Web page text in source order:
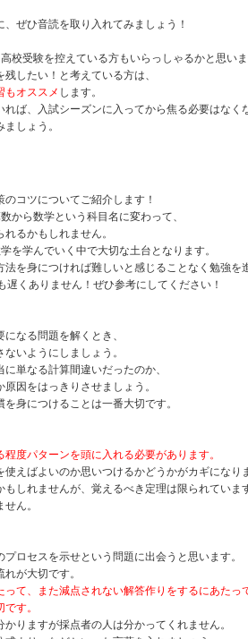
ぜひ音読を取り入れてみましょう！
校受験を控えている方もいらっしゃるかと思い
したい！と考えている方は、
もオススメ します。
れば、入試シーズンに入ってから焦る必要はなく
しょう。
コツについてご紹介します！
から数学という科目名に変わって、
るかもしれません。
を学んでいく中で大切な土台となります。
法を身につければ難しいと感じることなく勉強を
くありません！ぜひ参考にしてください！
なる問題を解くとき、
いようにしましょう。
単なる計算間違いだったのか、
因をはっきりさせましょう。
身につけることは一番大切です。
度パターンを頭に入れる必要があります。
使えばよいのか思いつけるかどうかがカギになり
もしれませんが、覚えるべき定理は限られていま
ん。
ロセスを示せという問題に出会うと思います。
が大切です。
って、また減点されない解答作りをするにあたっ
す。
りますが採点者の人は分かってくれません。